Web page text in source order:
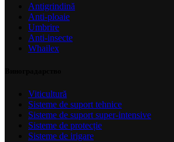
Antigrindină
Anti-ploaie
Umbrire
Anti-insecte
Whailex
Viticultură
Sisteme de suport tehnice
Sisteme de suport super-intensive
Sisteme de protecție
Sisteme de irigare